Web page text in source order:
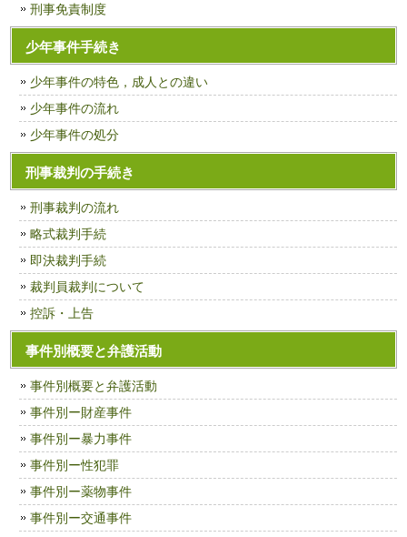
刑事免責制度
少年事件手続き
少年事件の特色，成人との違い
少年事件の流れ
少年事件の処分
刑事裁判の手続き
刑事裁判の流れ
略式裁判手続
即決裁判手続
裁判員裁判について
控訴・上告
事件別概要と弁護活動
事件別概要と弁護活動
事件別ー財産事件
事件別ー暴力事件
事件別ー性犯罪
事件別ー薬物事件
事件別ー交通事件